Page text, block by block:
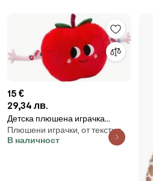
15 €
29,34 лв.
Детска плюшена играчка
atmosphera Chachapop, 28
cm
Плюшени играчки, от текстил
В наличност